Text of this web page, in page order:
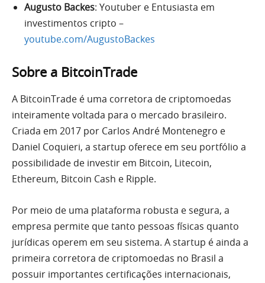
Augusto Backes: Youtuber e Entusiasta em
investimentos cripto –
youtube.com/AugustoBackes
Sobre a BitcoinTrade
A BitcoinTrade é uma corretora de criptomoedas
inteiramente voltada para o mercado brasileiro.
Criada em 2017 por Carlos André Montenegro e
Daniel Coquieri, a startup oferece em seu portfólio a
possibilidade de investir em Bitcoin, Litecoin,
Ethereum, Bitcoin Cash e Ripple.
Por meio de uma plataforma robusta e segura, a
empresa permite que tanto pessoas físicas quanto
jurídicas operem em seu sistema. A startup é ainda a
primeira corretora de criptomoedas no Brasil a
possuir importantes certificações internacionais,